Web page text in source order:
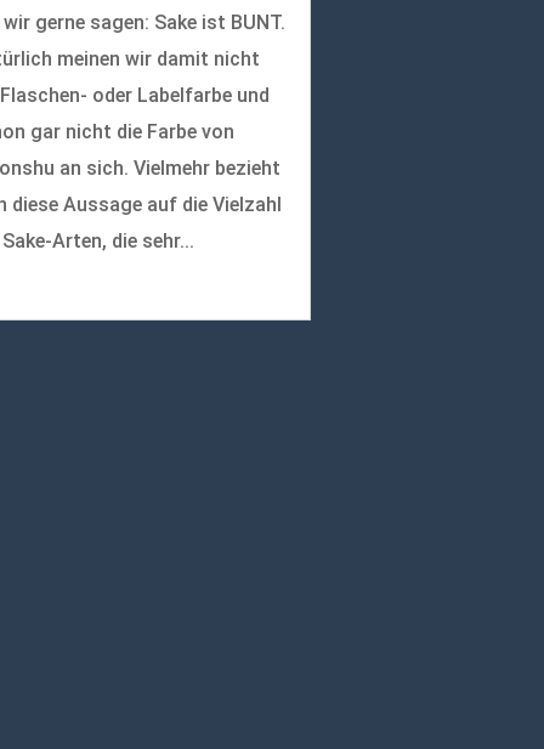
gerne sagen: Sake ist BUNT.
meinen wir damit nicht
oder Labelfarbe und
gar nicht die Farbe von
an sich. Vielmehr bezieht
diese Aussage auf die Vielzahl
Arten, die sehr...